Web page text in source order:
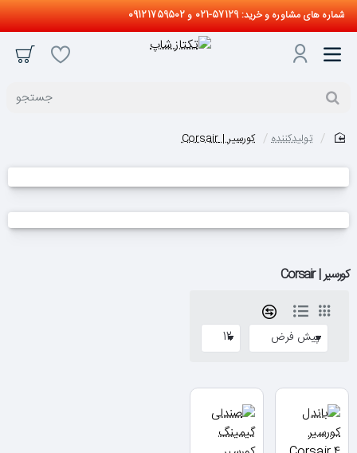
شماره های مشاوره و خرید: 57129-021 و 09121759502
جستجو
تولیدکننده کورسیر | Corsair
کورسیر | Corsair